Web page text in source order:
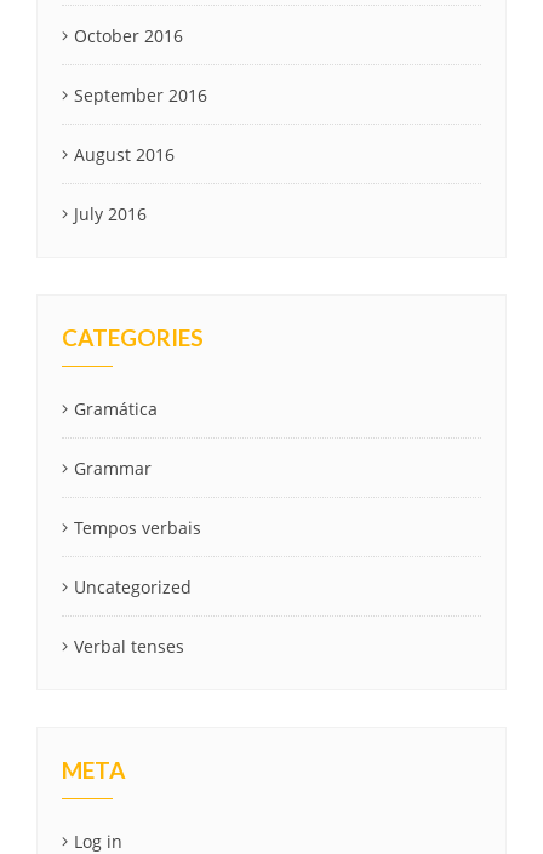
October 2016
September 2016
August 2016
July 2016
CATEGORIES
Gramática
Grammar
Tempos verbais
Uncategorized
Verbal tenses
META
Log in